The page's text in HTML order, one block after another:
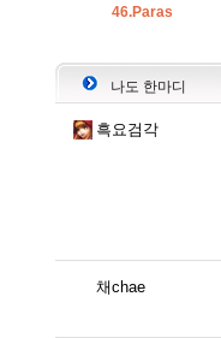
46.Paras
나도 한마디
흑요검각
채chae